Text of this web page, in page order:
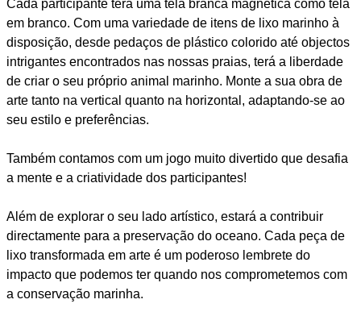
Cada participante terá uma tela branca magnética como tela
em branco. Com uma variedade de itens de lixo marinho à
disposição, desde pedaços de plástico colorido até objectos
intrigantes encontrados nas nossas praias, terá a liberdade
de criar o seu próprio animal marinho. Monte a sua obra de
arte tanto na vertical quanto na horizontal, adaptando-se ao
seu estilo e preferências.
Também contamos com um jogo muito divertido que desafia
a mente e a criatividade dos participantes!
Além de explorar o seu lado artístico, estará a contribuir
directamente para a preservação do oceano. Cada peça de
lixo transformada em arte é um poderoso lembrete do
impacto que podemos ter quando nos comprometemos com
a conservação marinha.